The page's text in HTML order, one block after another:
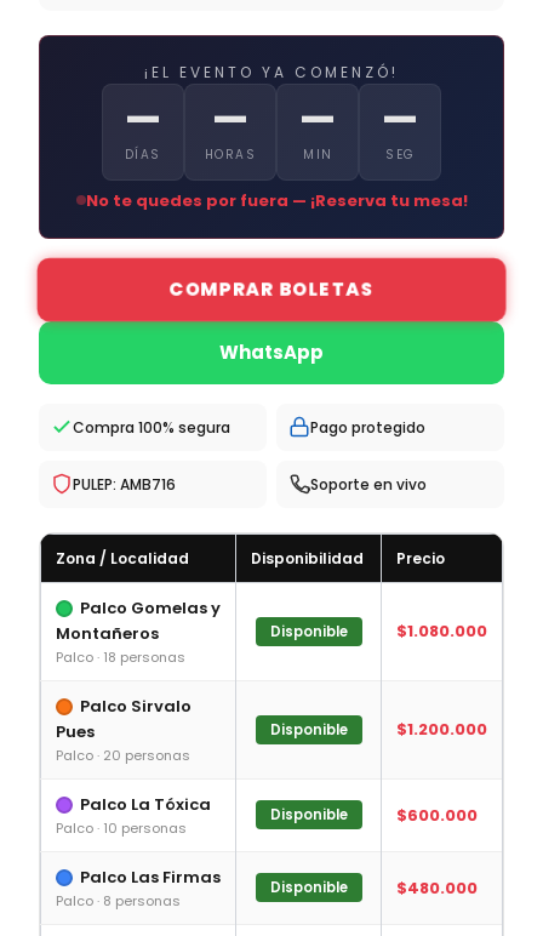
¡EL EVENTO YA COMENZÓ!
—
DÍAS
—
HORAS
—
MIN
—
SEG
No te quedes por fuera — ¡Reserva tu mesa!
COMPRAR BOLETAS
WhatsApp
Compra 100% segura Pago protegido
PULEP: AMB716 Soporte en vivo
Zona / Localidad Disponibilidad Precio
Palco Gomelas y
Montañeros
Palco · 18 personas
Disponible $1.080.000
Palco Sirvalo
Pues
Palco · 20 personas
Disponible $1.200.000
Palco La Tóxica
Palco · 10 personas
Disponible $600.000
Palco Las Firmas
Palco · 8 personas
Disponible $480.000